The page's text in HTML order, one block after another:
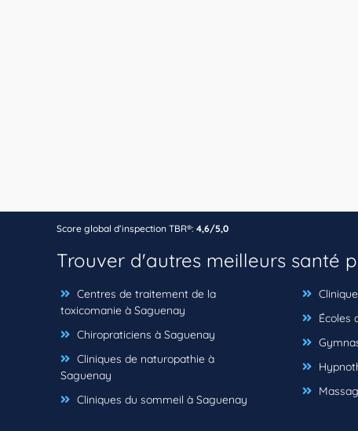
Score global d’inspection TBR®: 4,6/5,0
Trouver d'autres meilleurs santé
Centres de traitement de la
toxicomanie à Saguenay
Chiropraticiens à Saguenay
Cliniques de naturopathie à
Saguenay
Cliniques du sommeil à Saguenay
Écoles